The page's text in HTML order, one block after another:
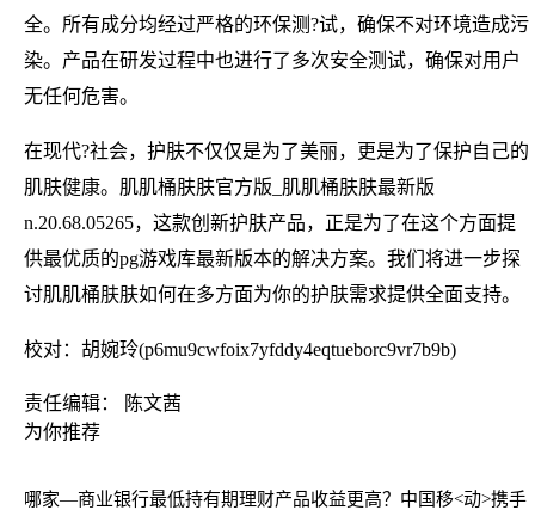
全。所有成分均经过严格的环保测?试，确保不对环境造成污
染。产品在研发过程中也进行了多次安全测试，确保对用户
无任何危害。
在现代?社会，护肤不仅仅是为了美丽，更是为了保护自己的
肌肤健康。肌肌桶肤肤官方版_肌肌桶肤肤最新版
n.20.68.05265，这款创新护肤产品，正是为了在这个方面提
供最优质的pg游戏库最新版本的解决方案。我们将进一步探
讨肌肌桶肤肤如何在多方面为你的护肤需求提供全面支持。
校对：胡婉玲(p6mu9cwfoix7yfddy4eqtueborc9vr7b9b)
责任编辑： 陈文茜
为你推荐
哪家—商业银行最低持有期理财产品收益更高？ 中国移<动>携手